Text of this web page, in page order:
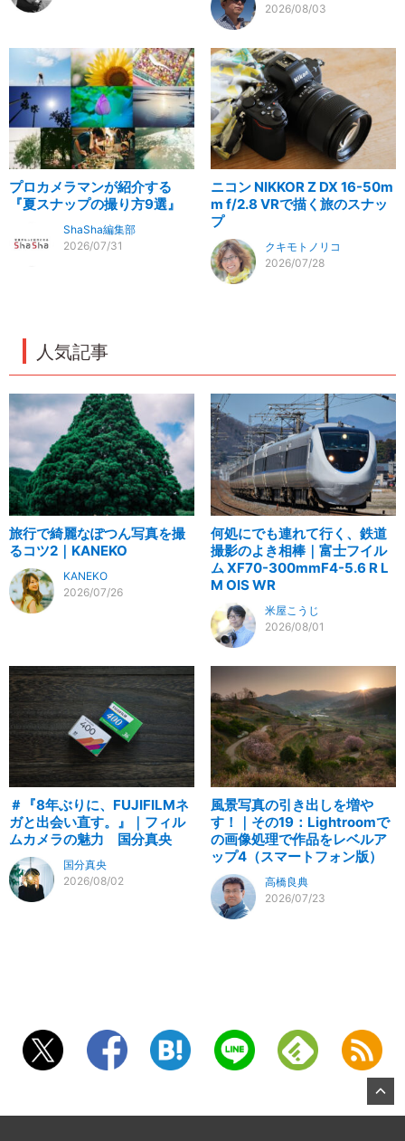
2026/08/03
プロカメラマンが紹介する
『夏スナップの撮り方9選』
ShaSha編集部
2026/07/31
ニコン NIKKOR Z DX 16-50m
m f/2.8 VRで描く旅のスナッ
プ
クキモトノリコ
2026/07/28
人気記事
旅行で綺麗なぽつん写真を撮
るコツ2｜KANEKO
KANEKO
2026/07/26
何処にでも連れて行く、鉄道
撮影のよき相棒｜富士フイル
ム XF70-300mmF4-5.6 R L
M OIS WR
米屋こうじ
2026/08/01
＃『8年ぶりに、FUJIFILMネ
ガと出会い直す。』｜フィル
ムカメラの魅力 国分真央
国分真央
2026/08/02
風景写真の引き出しを増や
す！｜その19：Lightroomで
の画像処理で作品をレベルア
ップ4（スマートフォン版）
高橋良典
2026/07/23